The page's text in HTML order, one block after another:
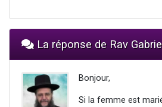
La réponse de Rav
Bonjour,
Si la femme est